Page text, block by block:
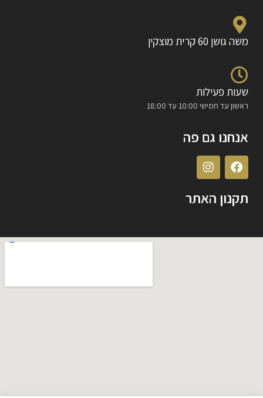
משה גושן 60 קרית מוצקין
שעות פעילות
ראשון עד חמישי 10:00 עד 18:00
אנחנו גם פה
תקנון האתר